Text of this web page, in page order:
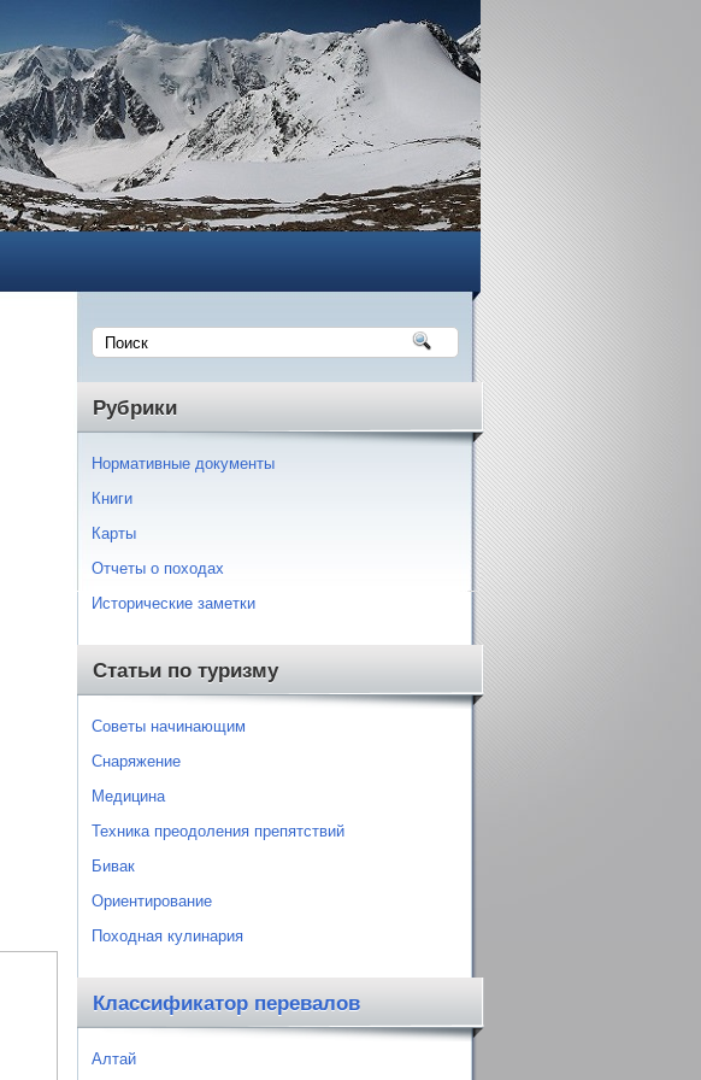
Рубрики
Нормативные документы
Книги
Карты
Отчеты о походах
Исторические заметки
Статьи по туризму
Советы начинающим
Снаряжение
Медицина
Техника преодоления препятствий
Бивак
Ориентирование
Походная кулинария
Классификатор перевалов
Алтай